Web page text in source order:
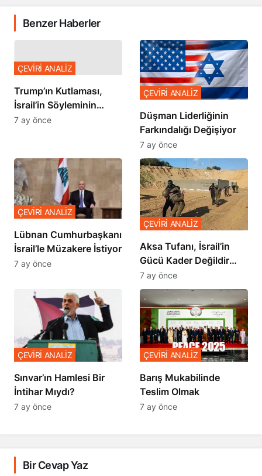
Benzer Haberler
Trump’ın Kutlaması,
İsrail’in Söyleminin
Teyidi
ÇEVİRİ ANALİZ
7 ay önce
Düşman Liderliğinin
Farkındalığı Değişiyor
ÇEVİRİ ANALİZ
7 ay önce
Lübnan Cumhurbaşkanı
İsrail’le Müzakere İstiyor
ÇEVİRİ ANALİZ
7 ay önce
Aksa Tufanı, İsrail’in
Gücü Kader Değildir
Diyor
ÇEVİRİ ANALİZ
7 ay önce
Sınvar’ın Hamlesi Bir
İntihar Mıydı?
ÇEVİRİ ANALİZ
7 ay önce
Barış Mukabilinde
Teslim Olmak
ÇEVİRİ ANALİZ
7 ay önce
Bir Cevap Yaz